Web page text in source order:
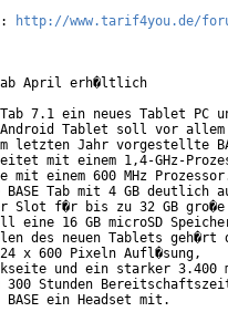
http://www.tarif4you.de/
ab April erh�ltlich
7.1 ein neues Tablet PC
Android Tablet soll vor
letzten Jahr vorgestellte
mit einem 1,4-GHz-
mit einem 600 MHz
Tab mit 4 GB deutlich
Slot f�r bis zu 32 GB gro�e
eine 16 GB microSD
des neuen Tablets geh�rt
x 600 Pixeln Aufl�sung,
und ein starker 3.400
300 Stunden
ein Headset mit.